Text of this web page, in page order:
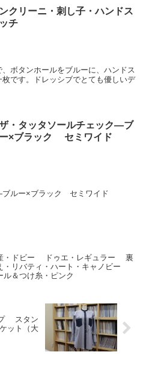
クリーニ・刺し子・ハンドス
チ
ボタンホールをブルーに、ハンドス
です。ドレッシブでとても優しいデ
・タッタソールチェック―ブ
×ブラック セミワイド
ブルー×ブラック セミワイド
・ドビー ドゥエ・レギュラー 裏
・リバティ・ハート・キャノビー
ル＆つけ糸・ピンク
プ スタン
ット（大